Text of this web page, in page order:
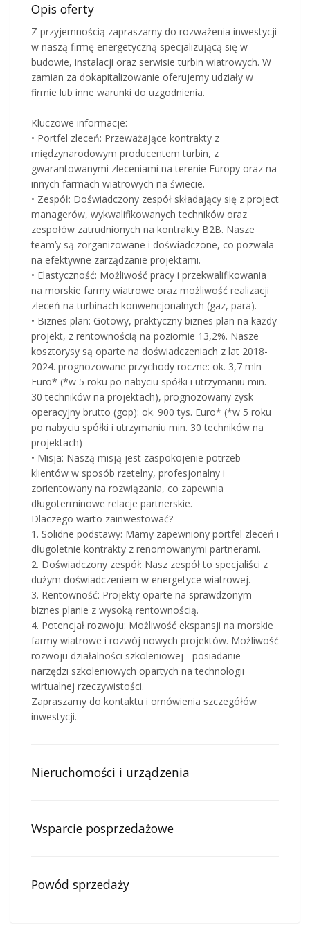
Opis oferty
Z przyjemnością zapraszamy do rozważenia inwestycji
w naszą firmę energetyczną specjalizującą się w
budowie, instalacji oraz serwisie turbin wiatrowych. W
zamian za dokapitalizowanie oferujemy udziały w
firmie lub inne warunki do uzgodnienia.
Kluczowe informacje:
• Portfel zleceń: Przeważające kontrakty z
międzynarodowym producentem turbin, z
gwarantowanymi zleceniami na terenie Europy oraz na
innych farmach wiatrowych na świecie.
• Zespół: Doświadczony zespół składający się z project
managerów, wykwalifikowanych techników oraz
zespołów zatrudnionych na kontrakty B2B. Nasze
team’y są zorganizowane i doświadczone, co pozwala
na efektywne zarządzanie projektami.
• Elastyczność: Możliwość pracy i przekwalifikowania
na morskie farmy wiatrowe oraz możliwość realizacji
zleceń na turbinach konwencjonalnych (gaz, para).
• Biznes plan: Gotowy, praktyczny biznes plan na każdy
projekt, z rentownością na poziomie 13,2%. Nasze
kosztorysy są oparte na doświadczeniach z lat 2018-
2024. prognozowane przychody roczne: ok. 3,7 mln
Euro* (*w 5 roku po nabyciu spółki i utrzymaniu min.
30 techników na projektach), prognozowany zysk
operacyjny brutto (gop): ok. 900 tys. Euro* (*w 5 roku
po nabyciu spółki i utrzymaniu min. 30 techników na
projektach)
• Misja: Naszą misją jest zaspokojenie potrzeb
klientów w sposób rzetelny, profesjonalny i
zorientowany na rozwiązania, co zapewnia
długoterminowe relacje partnerskie.
Dlaczego warto zainwestować?
1. Solidne podstawy: Mamy zapewniony portfel zleceń i
długoletnie kontrakty z renomowanymi partnerami.
2. Doświadczony zespół: Nasz zespół to specjaliści z
dużym doświadczeniem w energetyce wiatrowej.
3. Rentowność: Projekty oparte na sprawdzonym
biznes planie z wysoką rentownością.
4. Potencjał rozwoju: Możliwość ekspansji na morskie
farmy wiatrowe i rozwój nowych projektów. Możliwość
rozwoju działalności szkoleniowej - posiadanie
narzędzi szkoleniowych opartych na technologii
wirtualnej rzeczywistości.
Zapraszamy do kontaktu i omówienia szczegółów
inwestycji.
Nieruchomości i urządzenia
Wsparcie posprzedażowe
Powód sprzedaży